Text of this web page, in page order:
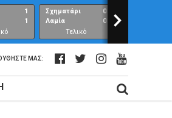
1
1
Σχηματάρι
Λαμία
0
0
Τελικό
αποτέλεσμα
>
ΜΑΣ: